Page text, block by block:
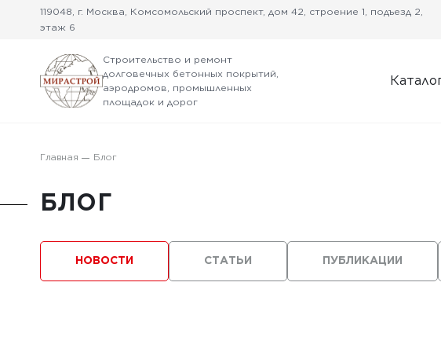
119048, г. Москва, Комсомольский проспект, дом 42, строение 1, подъезд 2,
этаж 6
Строительство и ремонт
долговечных бетонных покрытий,
аэродромов, промышленных
площадок и дорог
Главная Блог
БЛОГ
ПУБЛИКАЦИИ
НОВОСТИ СТАТЬИ